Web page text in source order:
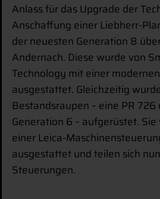
Anlass für das Upgrade der
Anschaffung einer Liebherr-
der neuesten Generation 8
Andernach. Diese wurde von
Technology mit einer
ausgestattet. Gleichzeitig
Bestandsraupen – eine PR
Generation 6 – aufgerüstet.
einer Leica-
ausgestattet und teilen sich
Steuerungen.